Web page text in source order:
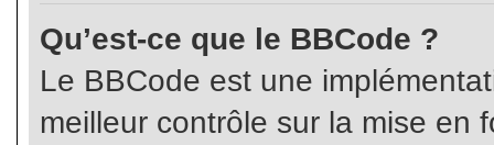
Qu’est-ce que le BBCode ?
Le BBCode est une
meilleur contrôle sur la mise en